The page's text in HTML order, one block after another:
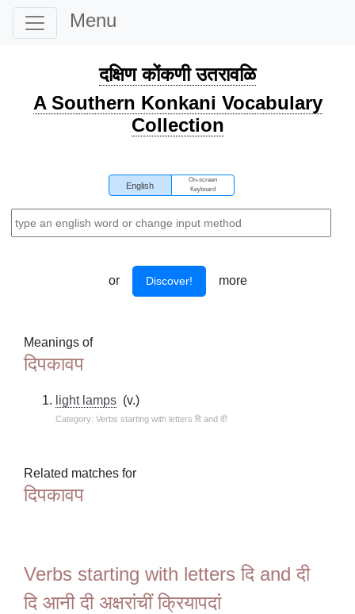
Menu
दक्षिण कोंकणी उतरावळि
A Southern Konkani Vocabulary
Collection
English
On-screen
Keyboard
or Discover! more
Meanings of
दिपकावप
light lamps (v.)
Category: Verbs starting with letters दि and दी
Related matches for
दिपकावप
Verbs starting with letters दि and दी
दि आनी दी अक्षरांचीं क्रियापदां